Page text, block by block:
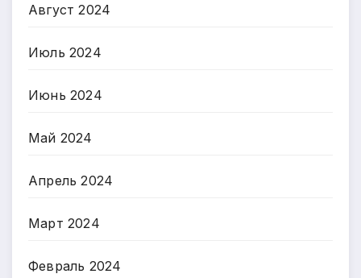
Август 2024
Июль 2024
Июнь 2024
Май 2024
Апрель 2024
Март 2024
Февраль 2024